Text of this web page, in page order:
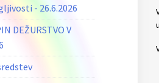
- 26.6.2026
DEŽURSTVO V